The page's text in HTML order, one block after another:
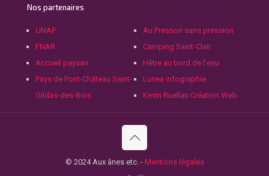
Nos partenaires
UNAP
FNAR
Accueil paysan
Pays de Pont-Château Saint-
Gildas-des-Bois
Au Pressoir sans pression
Camping Saint-Clair
Hêtre au bord de l’eau
Lunea infographie
Kevin Ruellan Création Web
© 2024 Aux ânes etc. - Mentions légales